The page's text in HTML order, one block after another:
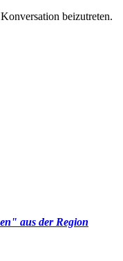
beizutreten.
aus der Region